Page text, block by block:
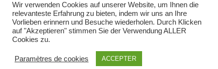
Livraison rapide
Plan du site
Wir verwenden Cookies auf unserer Website, um Ihnen die
relevanteste Erfahrung zu bieten, indem wir uns an Ihre
Vorlieben erinnern und Besuche wiederholen. Durch Klicken
auf "Akzeptieren" stimmen Sie der Verwendung ALLER
Cookies zu.
Paramètres de cookies ACCEPTER